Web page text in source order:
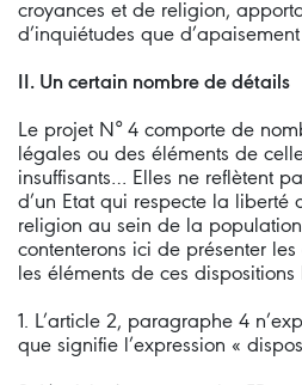
croyances et de religion,
d’inquiétudes que
II. Un certain nombre de détails
Le projet N° 4 comporte de
légales ou des éléments de
insuffisants… Elles ne reflètent
d’un Etat qui respecte la liberté
religion au sein de la
contenterons ici de présenter
les éléments de ces
1. L’article 2, paragraphe 4
que signifie l’expression «